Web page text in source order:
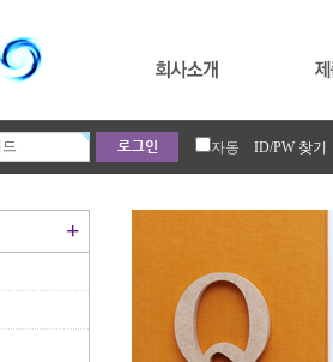
자동 ID/PW 찾기
+